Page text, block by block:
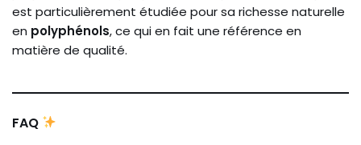
est particulièrement étudiée pour sa richesse naturelle
en polyphénols, ce qui en fait une référence en
matière de qualité.
FAQ